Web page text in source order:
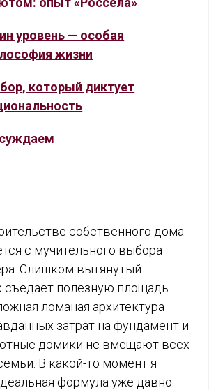
уровень — особая
жизни
который диктует
собственного дома
с мучительного выбора
Слишком вытянутый
съедает полезную площадь
ломаная архитектура
затрат на фундамент и
домики не вмещают всех
В какой-то момент я
формула уже давно